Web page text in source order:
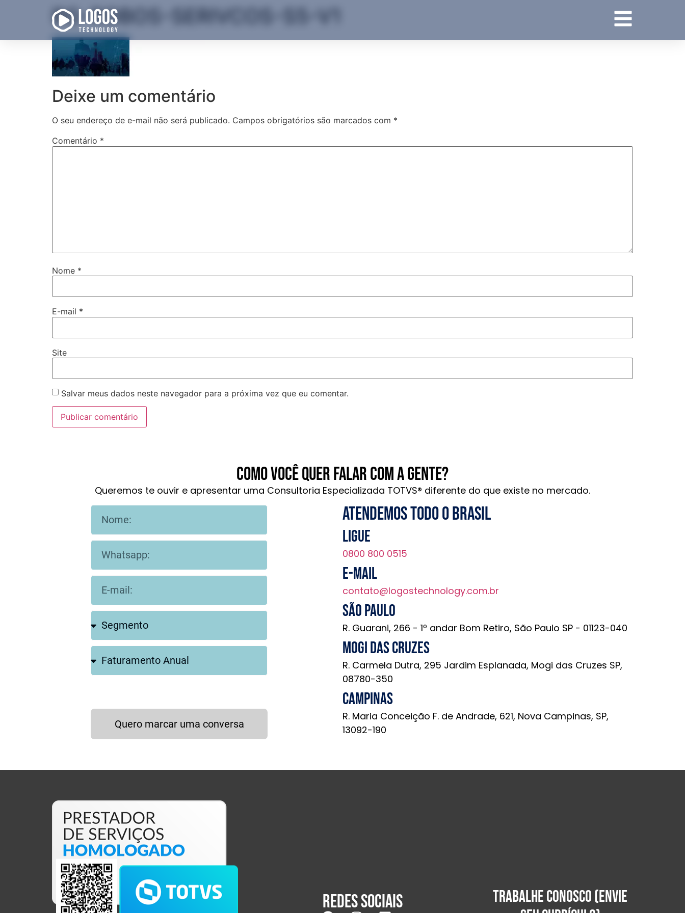
BG-ROBOS-SERIVCOS-S5-V1
Deixe um comentário
O seu endereço de e-mail não será publicado. Campos obrigatórios são marcados com *
Comentário *
Nome *
E-mail *
Site
Salvar meus dados neste navegador para a próxima vez que eu comentar.
Como você quer falar com a gente?
Queremos te ouvir e apresentar uma Consultoria Especializada TOTVS® diferente do que existe no mercado.
Quero marcar uma conversa
Atendemos todo o brasil
Ligue
0800 800 0515
E-mail
contato@logostechnology.com.br
São Paulo
R. Guarani, 266 - 1º andar Bom Retiro, São Paulo SP - 01123-040
Mogi das Cruzes
R. Carmela Dutra, 295 Jardim Esplanada, Mogi das Cruzes SP,
08780-350
Campinas
R. Maria Conceição F. de Andrade, 621, Nova Campinas, SP,
13092-190
Redes sociais
TRABALHE CONOSCO (ENVIE